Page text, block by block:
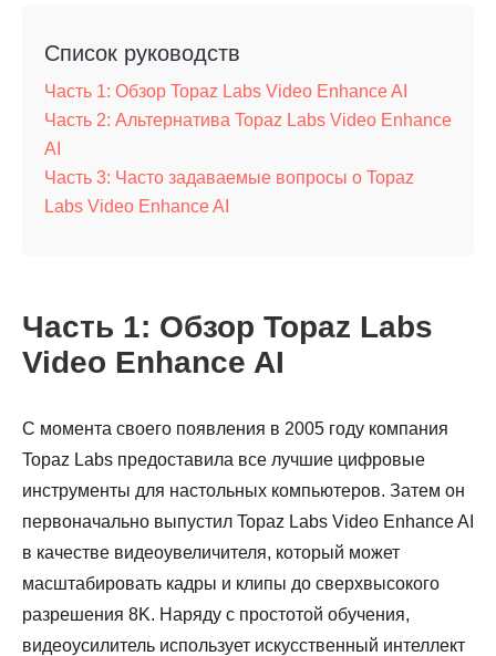
Список руководств
Часть 1: Обзор Topaz Labs Video Enhance AI
Часть 2: Альтернатива Topaz Labs Video Enhance
AI
Часть 3: Часто задаваемые вопросы о Topaz
Labs Video Enhance AI
Часть 1: Обзор Topaz Labs
Video Enhance AI
С момента своего появления в 2005 году компания
Topaz Labs предоставила все лучшие цифровые
инструменты для настольных компьютеров. Затем он
первоначально выпустил Topaz Labs Video Enhance AI
в качестве видеоувеличителя, который может
масштабировать кадры и клипы до сверхвысокого
разрешения 8K. Наряду с простотой обучения,
видеоусилитель использует искусственный интеллект